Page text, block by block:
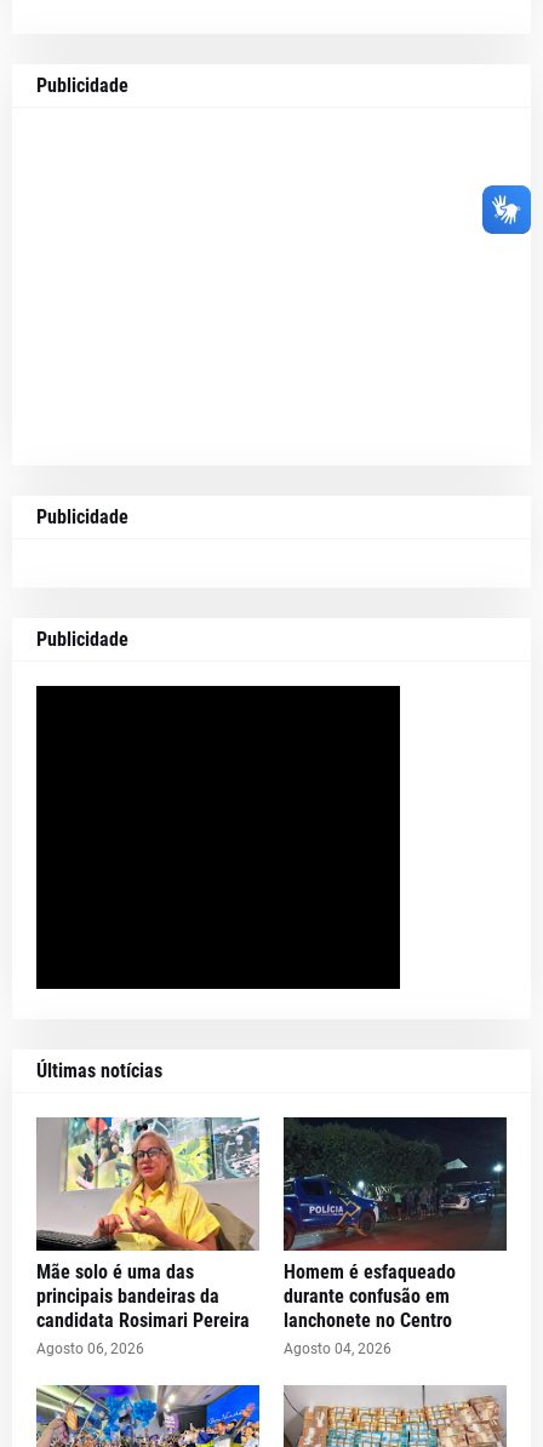
Publicidade
Publicidade
Publicidade
Últimas notícias
Mãe solo é uma das
principais bandeiras da
candidata Rosimari Pereira
Agosto 06, 2026
Homem é esfaqueado
durante confusão em
lanchonete no Centro
Agosto 04, 2026